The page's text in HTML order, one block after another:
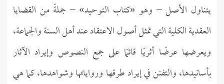
يتناول الأصل – وهو «كتاب التوحيد» – جملةً من القضايا
العقدية الكلية التي تمثل أصول الاعتقاد عند أهل السنة والجماعة،
ويعرضها عرضًا أثريًا قائمًا على جمع النصوص وإيراد الآثار
بأسانيدها، والتفنن في إيراد طرقها ورواياتها وشواهدها، كما هي